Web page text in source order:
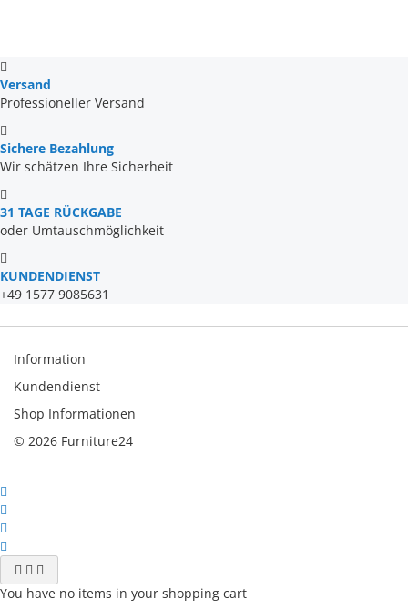
Versand
Professioneller Versand
Sichere Bezahlung
Wir schätzen Ihre Sicherheit
31 TAGE RÜCKGABE
oder Umtauschmöglichkeit
KUNDENDIENST
+49 1577 9085631
Information
Kundendienst
Shop Informationen
© 2026 Furniture24
You have no items in your shopping cart